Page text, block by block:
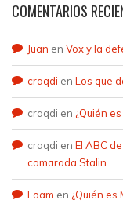
COMENTARIOS
Juan en Vox y la
craqdi en Los que
craqdi en ¿Quién
craqdi en El ABC
camarada Stalin
Loam en ¿Quién es